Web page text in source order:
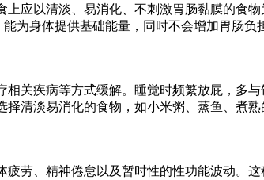
应以清淡、易消化、不刺激胃肠黏膜的食
为身体提供基础能量，同时不会增加胃肠
关疾病等方式缓解。睡觉时频繁放屁，多
清淡易消化的食物，如小米粥、蒸鱼、煮
劳、精神倦怠以及暂时性的性功能波动。